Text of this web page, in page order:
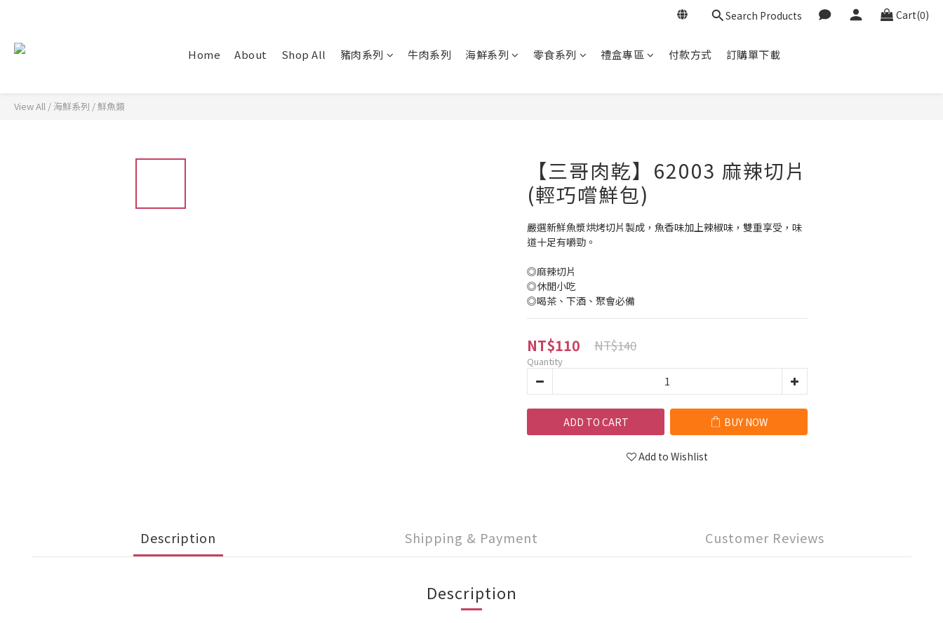
Search Products Cart(0)
Home About Shop All 豬肉系列 牛肉系列 海鮮系列 零食系列 禮盒專區 付款方式 訂購單下載
View All / 海鮮系列 /鮮魚類
【三哥肉乾】62003 麻辣切片
(輕巧嚐鮮包)
嚴選新鮮魚漿烘烤切片製成，魚香味加上辣椒味，雙重享受，味
道十足有嚼勁。
◎麻辣切片
◎休閒小吃
◎喝茶、下酒、聚會必備
NT$110 NT$140
Quantity
ADD TO CART BUY NOW
Add to Wishlist
Description Shipping & Payment Customer Reviews
Description